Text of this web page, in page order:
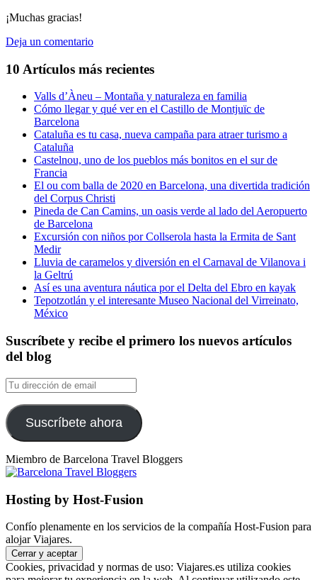
¡Muchas gracias!
Deja un comentario
10 Artículos más recientes
Valls d’Àneu – Montaña y naturaleza en familia
Cómo llegar y qué ver en el Castillo de Montjuïc de
Barcelona
Cataluña es tu casa, nueva campaña para atraer turismo a
Cataluña
Castelnou, uno de los pueblos más bonitos en el sur de
Francia
El ou com balla de 2020 en Barcelona, una divertida tradición
del Corpus Christi
Pineda de Can Camins, un oasis verde al lado del Aeropuerto
de Barcelona
Excursión con niños por Collserola hasta la Ermita de Sant
Medir
Lluvia de caramelos y diversión en el Carnaval de Vilanova i
la Geltrú
Así es una aventura náutica por el Delta del Ebro en kayak
Tepotzotlán y el interesante Museo Nacional del Virreinato,
México
Suscríbete y recibe el primero los nuevos artículos
del blog
Tu
dirección
de
emailSuscríbete ahora
Miembro de Barcelona Travel Bloggers
Hosting by Host-Fusion
Confío plenamente en los servicios de la compañía Host-Fusion para
alojar Viajares.
Cookies, privacidad y normas de uso: Viajares.es utiliza cookies